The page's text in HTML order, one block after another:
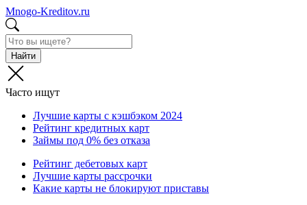
Mnogo-Kreditov.ru
Найти
Часто ищут
Лучшие карты с кэшбэком 2024
Рейтинг кредитных карт
Займы под 0% без отказа
Рейтинг дебетовых карт
Лучшие карты рассрочки
Какие карты не блокируют приставы